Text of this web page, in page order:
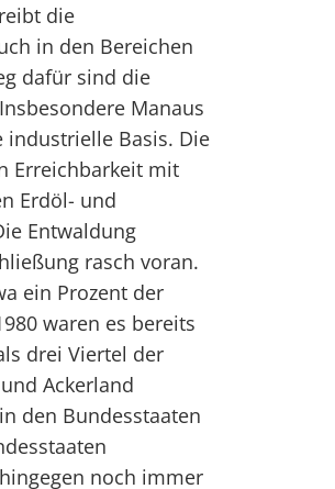
die
in den Bereichen
dafür sind die
Manaus
industrielle Basis. Die
Erreichbarkeit mit
Erdöl- und
Entwaldung
rasch voran.
ein Prozent der
waren es bereits
drei Viertel der
Ackerland
den Bundesstaaten
noch immer